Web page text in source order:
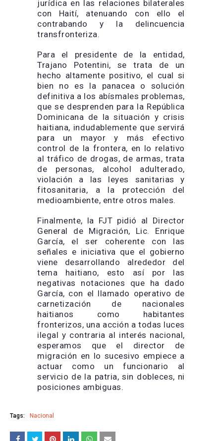
jurídica en las relaciones bilaterales
con Haití, atenuando con ello el
contrabando y la delincuencia
transfronteriza.
Para el presidente de la entidad,
Trajano Potentini, se trata de un
hecho altamente positivo, el cual si
bien no es la panacea o solución
definitiva a los abísmales problemas,
que se desprenden para la República
Dominicana de la situación y crisis
haitiana, indudablemente que servirá
para un mayor y más efectivo
control de la frontera, en lo relativo
al tráfico de drogas, de armas, trata
de personas, alcohol adulterado,
violación a las leyes sanitarias y
fitosanitaria, a la protección del
medioambiente, entre otros males.
Finalmente, la FJT pidió al Director
General de Migración, Lic. Enrique
García, el ser coherente con las
señales e iniciativa que el gobierno
viene desarrollando alrededor del
tema haitiano, esto así por las
negativas notaciones que ha dado
García, con el llamado operativo de
carnetización de nacionales
haitianos como habitantes
fronterizos, una acción a todas luces
ilegal y contraria al interés nacional,
esperamos que el director de
migración en lo sucesivo empiece a
actuar como un funcionario al
servicio de la patria, sin dobleces, ni
posiciones ambiguas.
Tags: Nacional